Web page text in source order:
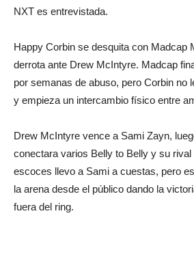
NXT es entrevistada.
Happy Corbin se desquita con Madcap
derrota ante Drew McIntyre. Madcap
por semanas de abuso, pero Corbin no
y empieza un intercambio físico entre
Drew McIntyre vence a Sami Zayn,
conectara varios Belly to Belly y su rival
escoces llevo a Sami a cuestas, pero
la arena desde el público dando la
fuera del ring.